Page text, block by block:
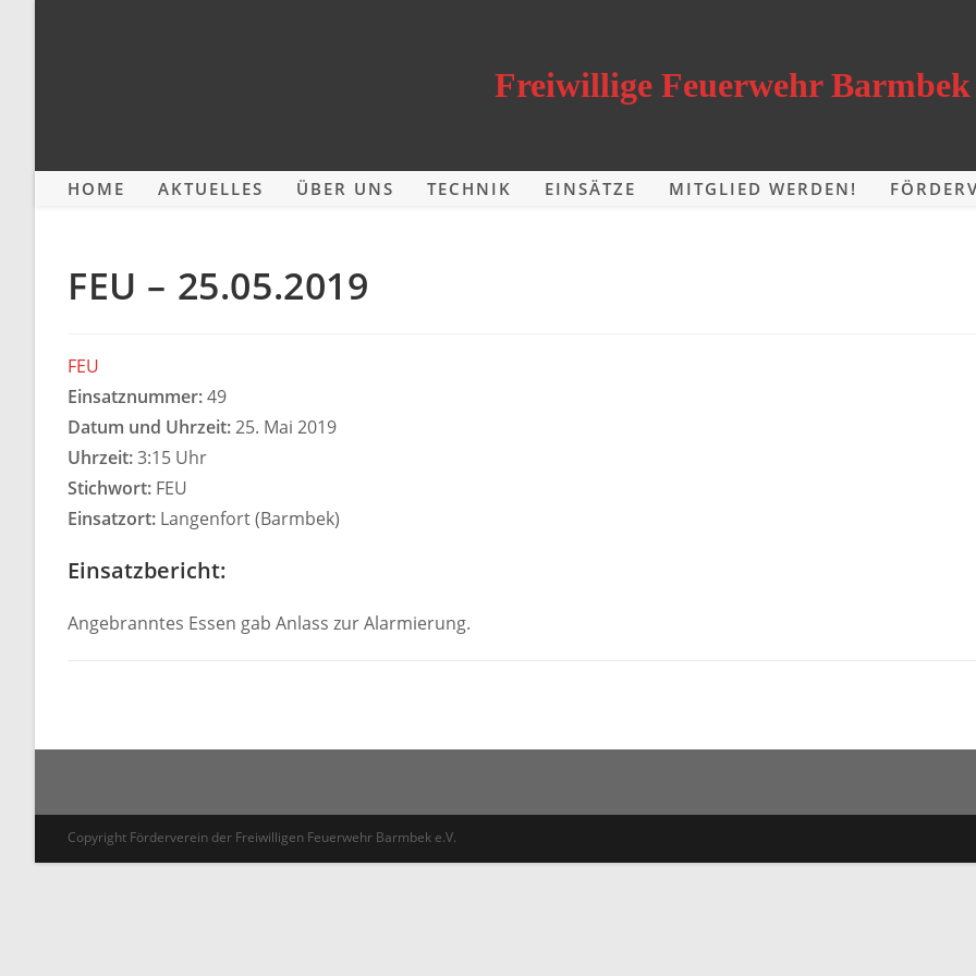
Freiwillige Feuerwehr Barmbek
HOME AKTUELLES ÜBER UNS TECHNIK EINSÄTZE MITGLIED WERDEN!
FEU – 25.05.2019
FEU
Einsatznummer:49
Datum und Uhrzeit:25. Mai 2019
Uhrzeit:3:15 Uhr
Stichwort: FEU
Einsatzort: Langenfort (Barmbek)
Einsatzbericht:
Angebranntes Essen gab Anlass zur Alarmierung.
Copyright Förderverein der Freiwilligen Feuerwehr Barmbek e.V.